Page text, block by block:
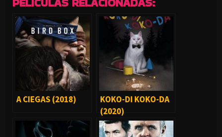
A CIEGAS (2018)
KOKO-DI KOKO-DA
(2020)